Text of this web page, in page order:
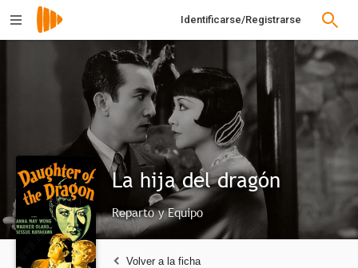
Identificarse/Registrarse
La hija del dragón
Reparto y Equipo
Volver a la ficha